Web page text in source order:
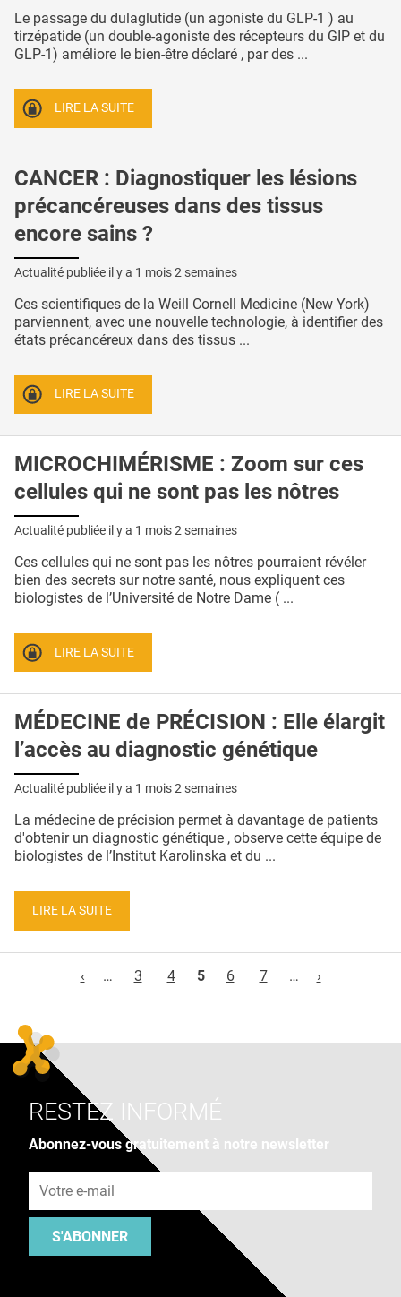
Le passage du dulaglutide (un agoniste du GLP-1 ) au
tirzépatide (un double-agoniste des récepteurs du GIP et du
GLP-1) améliore le bien-être déclaré , par des ...
LIRE LA SUITE
CANCER : Diagnostiquer les lésions
précancéreuses dans des tissus
encore sains ?
Actualité publiée il y a 1 mois 2 semaines
Ces scientifiques de la Weill Cornell Medicine (New York)
parviennent, avec une nouvelle technologie, à identifier des
états précancéreux dans des tissus ...
LIRE LA SUITE
MICROCHIMÉRISME : Zoom sur ces
cellules qui ne sont pas les nôtres
Actualité publiée il y a 1 mois 2 semaines
Ces cellules qui ne sont pas les nôtres pourraient révéler
bien des secrets sur notre santé, nous expliquent ces
biologistes de l’Université de Notre Dame ( ...
LIRE LA SUITE
MÉDECINE de PRÉCISION : Elle élargit
l’accès au diagnostic génétique
Actualité publiée il y a 1 mois 2 semaines
La médecine de précision permet à davantage de patients
d'obtenir un diagnostic génétique , observe cette équipe de
biologistes de l’Institut Karolinska et du ...
LIRE LA SUITE
‹
… 3 4 5 6 7 … ›
RESTEZ INFORMÉ
Abonnez-vous gratuitement à notre newsletter
S'ABONNER